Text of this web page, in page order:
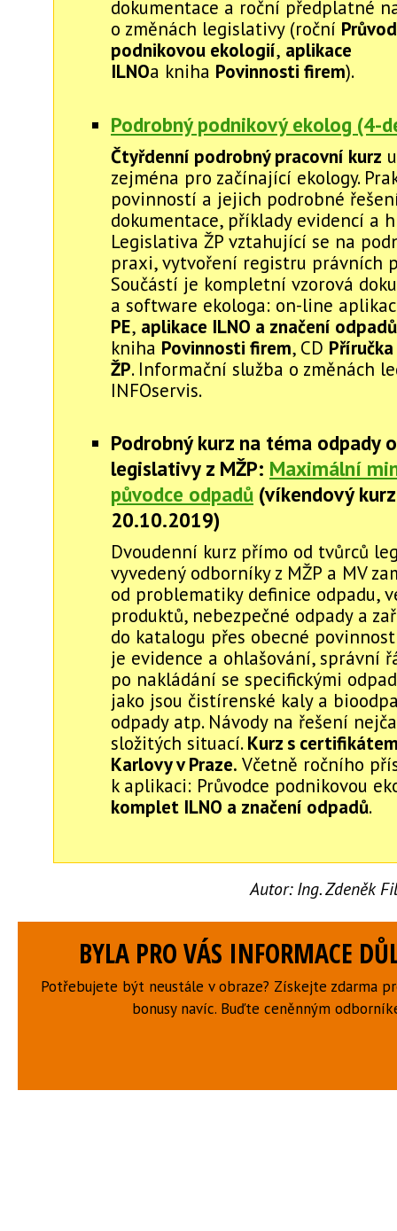
dokumentace a roční předplatné
o změnách legislativy (roční
podnikovou ekologií, aplikace
ILNOa kniha Povinnosti firem).
Podrobný podnikový ekolog (4-
Čtyřdenní podrobný pracovní kurz
zejména pro začínající ekology.
povinností a jejich podrobné
dokumentace, příklady evidencí a
Legislativa ŽP vztahující se na
praxi, vytvoření registru právních
Součástí je kompletní vzorová
a software ekologa: on-line
PE, aplikace ILNO a značení odpadů
kniha Povinnosti firem, CD
ŽP. Informační služba o změnách
INFOservis.
Podrobný kurz na téma odpady
legislativy z MŽP: Maximální
původce odpadů (víkendový
20.10.2019)
Dvoudenní kurz přímo od tvůrců
vyvedený odborníky z MŽP a MV
od problematiky definice odpadu,
produktů, nebezpečné odpady a
do katalogu přes obecné
je evidence a ohlašování, správní
po nakládání se specifickými
jako jsou čistírenské kaly a
odpady atp. Návody na řešení
složitých situací.Kurz s
Karlovy v Praze. Včetně ročního
k aplikaci: Průvodce podnikovou
komplet ILNO a značení odpadů.
Autor: Ing. Zdeněk
BYLA PRO VÁS INFORMACE
Potřebujete být neustále v obraze? Získejte zdarma
bonusy navíc. Buďte ceněnným